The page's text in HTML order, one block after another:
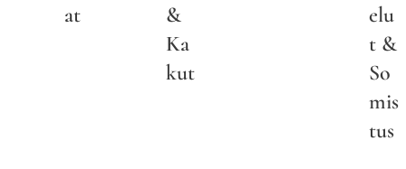
at
&
Ka
kut
elu
t &
So
mis
tus